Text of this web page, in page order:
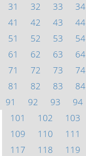
31
32 33 34
41
42 43 44
51
52 53 54
61
62 63 64
71
72 73 74
81
82 83 84
91
92 93 94
101
102 103
109
110 111
117
118 119